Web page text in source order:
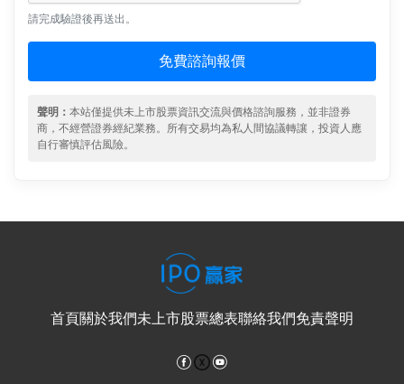
請完成驗證後再送出。
免費諮詢報價
聲明： 本站僅提供未上市股票資訊交流與價格諮詢服務，並非證券
商，不經營證券經紀業務。所有交易均為私人間協議轉讓，投資人應
自行審慎評估風險。
首頁關於我們未上市股票總表聯絡我們免責聲明
Facebook